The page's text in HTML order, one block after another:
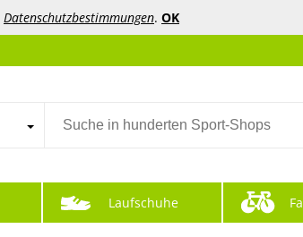
Datenschutzbestimmungen. OK
Laufschuhe